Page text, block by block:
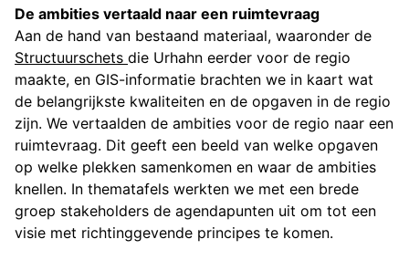
De ambities vertaald naar een ruimtevraag
Aan de hand van bestaand materiaal, waaronder de
Structuurschets die Urhahn eerder voor de regio
maakte, en GIS-informatie brachten we in kaart wat
de belangrijkste kwaliteiten en de opgaven in de regio
zijn. We vertaalden de ambities voor de regio naar een
ruimtevraag. Dit geeft een beeld van welke opgaven
op welke plekken samenkomen en waar de ambities
knellen. In thematafels werkten we met een brede
groep stakeholders de agendapunten uit om tot een
visie met richtinggevende principes te komen.